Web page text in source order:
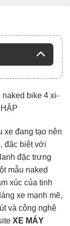
naked bike 4 xi-
xe đang tạo nên
đặc biệt với
đặc trưng
mẫu naked
xúc của tinh
xe mạnh mẽ,
và công nghệ
XE MÁY